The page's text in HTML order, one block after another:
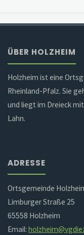
ÜBER HOLZHEIM
Holzheim ist eine
Rheinland-Pfalz. Sie
und liegt im Dreieck
Lahn.
ADRESSE
Ortsgemeinde
Limburger Straße 25
65558 Holzheim
Email: